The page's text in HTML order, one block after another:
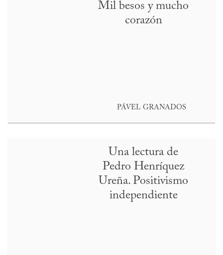
Mil besos y mucho
corazón
PÁVEL GRANADOS
Una lectura de
Pedro Henríquez
Ureña. Positivismo
independiente